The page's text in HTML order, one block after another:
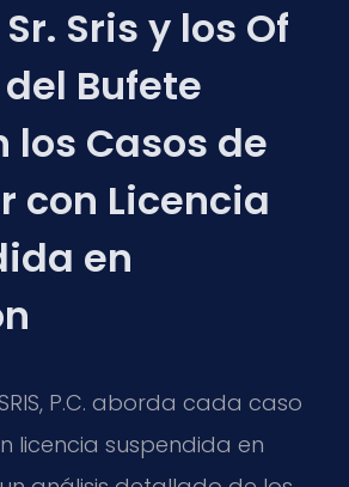
Sris y los Of
Bufete
los Casos de
con Licencia
en
P.C. aborda cada caso
licencia suspendida en